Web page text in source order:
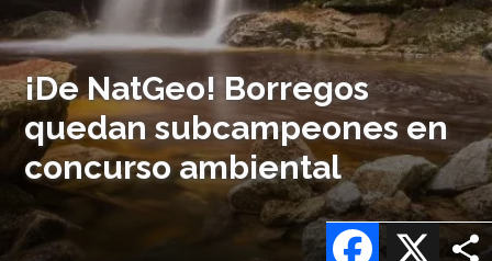
¡De NatGeo! Borregos
quedan subcampeones en
concurso ambiental
X
Facebook